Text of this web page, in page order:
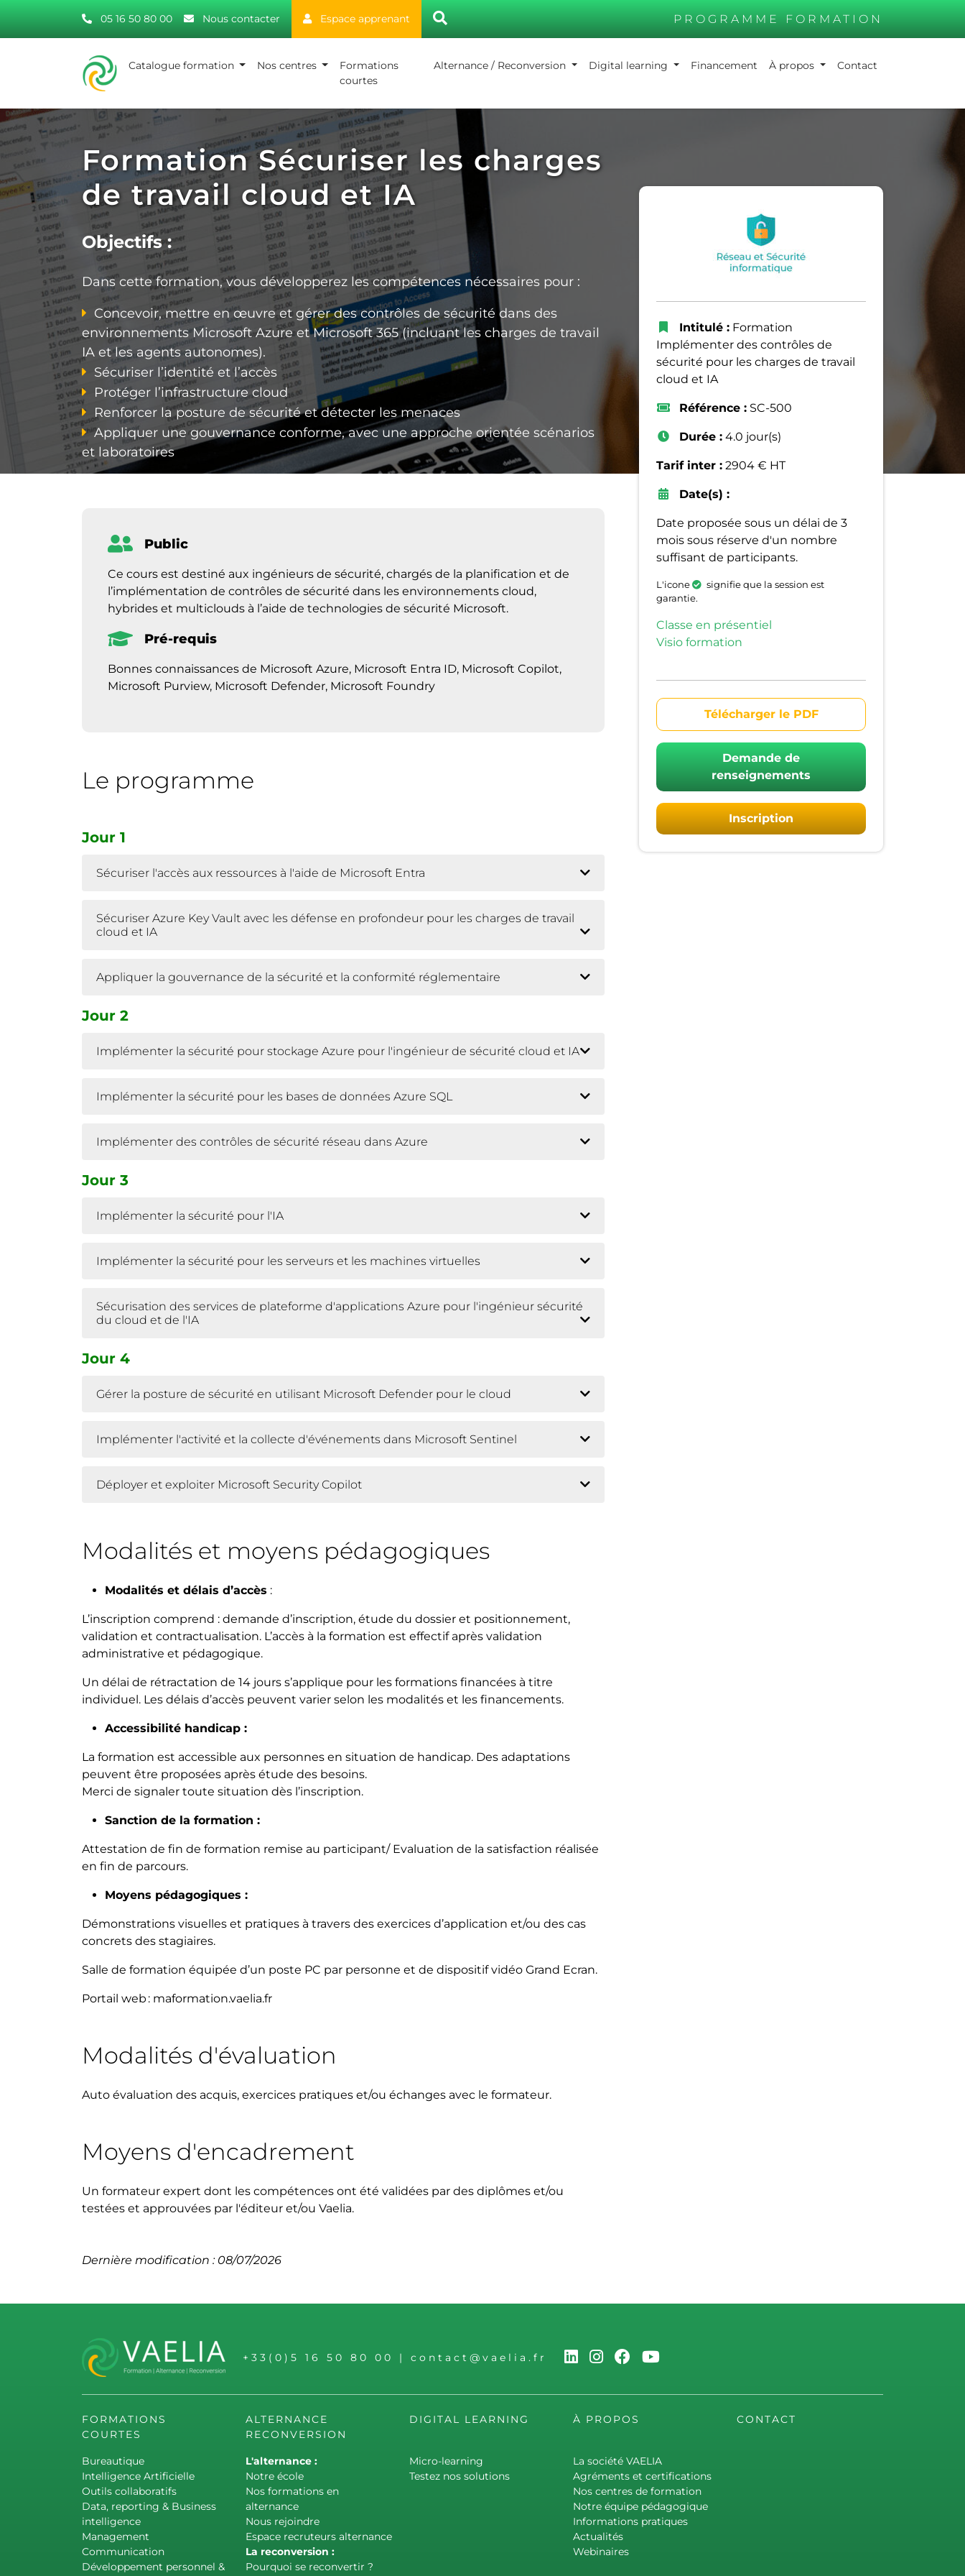
05 16 50 80 00 Nous contacter Espace apprenant PROGRAMME FORMATION
Catalogue formation Nos centres
Formations
courtes
Alternance / Reconversion Digital learning Financement À propos Contact
Formation Sécuriser les charges
de travail cloud et IA
Objectifs :
Dans cette formation, vous développerez les compétences nécessaires pour :
Concevoir, mettre en œuvre et gérer des contrôles de sécurité dans des
environnements Microsoft Azure et Microsoft 365 (incluant les charges de travail
IA et les agents autonomes).
Sécuriser l’identité et l’accès
Protéger l’infrastructure cloud
Renforcer la posture de sécurité et détecter les menaces
Appliquer une gouvernance conforme, avec une approche orientée scénarios
et laboratoires
Public
Ce cours est destiné aux ingénieurs de sécurité, chargés de la planification et de
l’implémentation de contrôles de sécurité dans les environnements cloud,
hybrides et multiclouds à l’aide de technologies de sécurité Microsoft.
Pré-requis
Bonnes connaissances de Microsoft Azure, Microsoft Entra ID, Microsoft Copilot,
Microsoft Purview, Microsoft Defender, Microsoft Foundry
Le programme
Jour 1
Sécuriser l'accès aux ressources à l'aide de Microsoft Entra
Sécuriser Azure Key Vault avec les défense en profondeur pour les charges de travail
cloud et IA
Appliquer la gouvernance de la sécurité et la conformité réglementaire
Jour 2
Implémenter la sécurité pour stockage Azure pour l'ingénieur de sécurité cloud et IA
Implémenter la sécurité pour les bases de données Azure SQL
Implémenter des contrôles de sécurité réseau dans Azure
Jour 3
Implémenter la sécurité pour l'IA
Implémenter la sécurité pour les serveurs et les machines virtuelles
Sécurisation des services de plateforme d'applications Azure pour l'ingénieur sécurité
du cloud et de l'IA
Jour 4
Gérer la posture de sécurité en utilisant Microsoft Defender pour le cloud
Implémenter l'activité et la collecte d'événements dans Microsoft Sentinel
Déployer et exploiter Microsoft Security Copilot
Modalités et moyens pédagogiques
Modalités et délais d’accès :
L’inscription comprend : demande d’inscription, étude du dossier et positionnement,
validation et contractualisation. L’accès à la formation est effectif après validation
administrative et pédagogique.
Un délai de rétractation de 14 jours s’applique pour les formations financées à titre
individuel. Les délais d’accès peuvent varier selon les modalités et les financements.
Accessibilité handicap :
La formation est accessible aux personnes en situation de handicap. Des adaptations
peuvent être proposées après étude des besoins.
Merci de signaler toute situation dès l’inscription.
Sanction de la formation :
Attestation de fin de formation remise au participant/ Evaluation de la satisfaction réalisée
en fin de parcours.
Moyens pédagogiques :
Démonstrations visuelles et pratiques à travers des exercices d’application et/ou des cas
concrets des stagiaires.
Salle de formation équipée d’un poste PC par personne et de dispositif vidéo Grand Ecran.
Portail web : maformation.vaelia.fr
Modalités d'évaluation
Auto évaluation des acquis, exercices pratiques et/ou échanges avec le formateur.
Moyens d'encadrement
Un formateur expert dont les compétences ont été validées par des diplômes et/ou
testées et approuvées par l'éditeur et/ou Vaelia.
Dernière modification : 08/07/2026
Intitulé : Formation
Implémenter des contrôles de
sécurité pour les charges de travail
cloud et IA
Référence : SC-500
Durée : 4.0 jour(s)
Tarif inter : 2904 € HT
Date(s) :
Date proposée sous un délai de 3
mois sous réserve d'un nombre
suffisant de participants.
L'icone
signifie que la session est
garantie.
Classe en présentiel
Visio formation
Télécharger le PDF
Demande de
renseignements
Inscription
+33(0)5 16 50 80 00 | contact@vaelia.fr
FORMATIONS
COURTES
Bureautique
Intelligence Artificielle
Outils collaboratifs
Data, reporting & Business
intelligence
Management
Communication
Développement personnel &
ALTERNANCE
RECONVERSION
L'alternance :
Notre école
Nos formations en
alternance
Nous rejoindre
Espace recruteurs alternance
La reconversion :
Pourquoi se reconvertir ?
DIGITAL LEARNING
Micro-learning
Testez nos solutions
À PROPOS
La société VAELIA
Agréments et certifications
Nos centres de formation
Notre équipe pédagogique
Informations pratiques
Actualités
Webinaires
CONTACT